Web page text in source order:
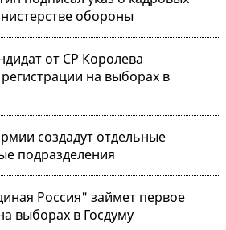
обороны
от СР Королева
на выборах в
создадут отдельные
подразделения
Россия" займет первое
выборах в Госдуму